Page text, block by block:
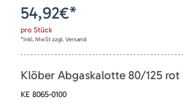
54,92€*
pro Stück
*inkl. MwSt zzgl. Versand
Klöber Abgaskalotte 80/125 rot
KE 8065-0100